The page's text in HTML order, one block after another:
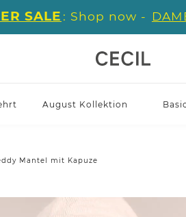
SALE : Shop now -
August Kollektion
Mantel mit Kapuze